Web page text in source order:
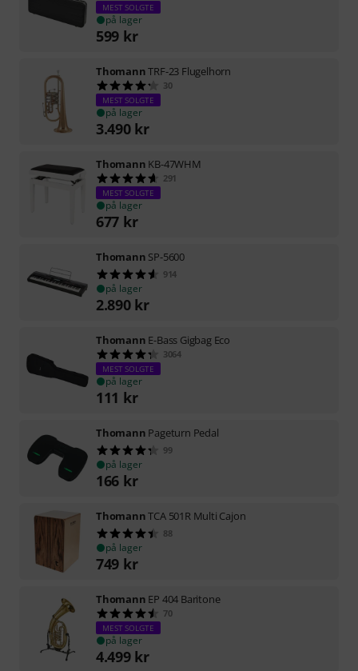
MEST SOLGTE
på lager
599 kr
ThomannTRF-23 Flugelhorn
30
MEST SOLGTE
på lager
3.490 kr
Thomann KB-47WHM
291
MEST SOLGTE
på lager
677 kr
Thomann SP-5600
914
på lager
2.890 kr
Thomann E-Bass Gigbag Eco
3064
MEST SOLGTE
på lager
111 kr
Thomann Pageturn Pedal
99
på lager
166 kr
ThomannTCA 501R Multi Cajon
88
på lager
749 kr
Thomann EP 404 Baritone
70
MEST SOLGTE
på lager
4.499 kr